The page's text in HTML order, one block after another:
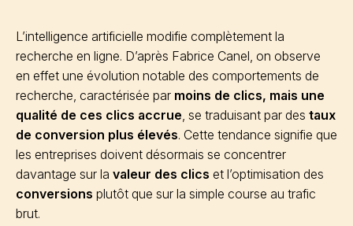
L’intelligence artificielle modifie complètement la
recherche en ligne. D’après Fabrice Canel, on observe
en effet une évolution notable des comportements de
recherche, caractérisée par moins de clics, mais une
qualité de ces clics accrue, se traduisant par des taux
de conversion plus élevés. Cette tendance signifie que
les entreprises doivent désormais se concentrer
davantage sur la valeur des clics et l’optimisation des
conversions plutôt que sur la simple course au trafic
brut.